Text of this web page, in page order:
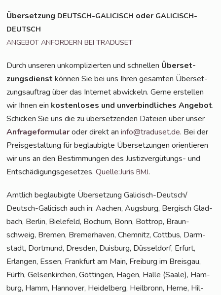
Über­set­zung DEUTSCH-GALICISCH oder GALICISCH-
DEUTSCH
ANGEBOT ANFORDERN BEI TRADUSET
Durch unse­ren unkom­pli­zier­ten und schnel­len Über­set­
zungs­dienst kön­nen Sie bei uns Ihren gesam­ten Über­set­
zungs­auf­trag über das Inter­net abwi­ckeln. Ger­ne erstel­len
wir Ihnen ein kos­ten­lo­ses und unver­bind­li­ches Ange­bot.
Schi­cken Sie uns die zu über­set­zen­den Datei­en über unser
Anfra­ge­for­mu­laroder direkt aninfo@traduset.de. Bei der
Preis­ge­stal­tung für beglau­big­te Über­set­zun­gen ori­en­tie­ren
wir uns an den Bestim­mun­gen des Jus­tiz­ver­gü­tungs- und
Ent­schä­di­gungs­ge­set­zes.Quelle:JurisBMJ.
Amt­lich beglau­big­te Über­set­zung Gali­cisch-Deut­sch/
Deutsch-Gali­cisch auch in: Aachen, Augs­burg, Ber­gisch Glad­
bach, Ber­lin, Bie­le­feld, Bochum, Bonn, Bot­trop, Braun­
schweig, Bre­men, Bre­mer­ha­ven, Chem­nitz, Cott­bus, Darm­
stadt, Dort­mund, Dres­den, Duis­burg, Düs­sel­dorf, Erfurt,
Erlan­gen, Essen, Frank­furt am Main, Frei­burg im Breis­gau,
Fürth, Gel­sen­kir­chen, Göt­tin­gen, Hagen, Hal­le (Saa­le), Ham­
burg, Hamm, Han­no­ver, Hei­del­berg, Heil­bronn, Her­ne, Hil­